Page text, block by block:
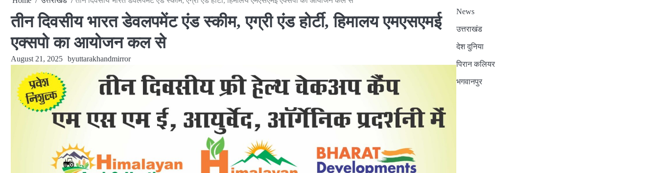
तीन दिवसीय भारत डेवलपमेंट एंड स्कीम, एग्री एंड होर्टी, हिमालय एमएसएमई
एक्सपो का आयोजन कल से
August 21, 2025 byuttarakhandmirror
News
उत्तराखंड
देश दुनिया
पिरान कलियर
भगवानपुर